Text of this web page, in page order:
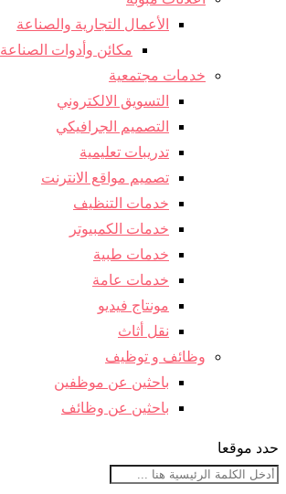
الأعمال التجارية والصناعة
مكائن ​​وأدوات الصناعة
خدمات مجتمعية
التسويق الالكتروني
التصميم الجرافيكي
تدريبات تعليمية
تصميم مواقع الانترنت
خدمات التنظيف
خدمات الكمبيوتر
خدمات طبية
خدمات عامة
مونتاج فيديو
نقل أثاث
وظائف و توظيف
باحثين عن موظفين
باحثين عن وظائف
حدد موقعا